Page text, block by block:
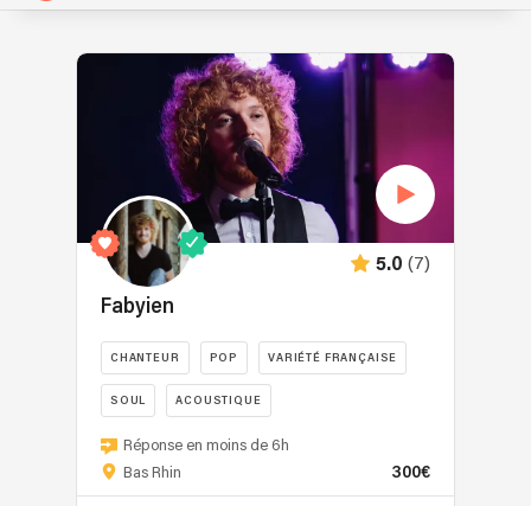
5.0 (7)
Fabyien
CHANTEUR POP VARIÉTÉ FRANÇAISE
SOUL ACOUSTIQUE
Seul,
en
Réponse en moins de 6h
Bas Rhin
300€